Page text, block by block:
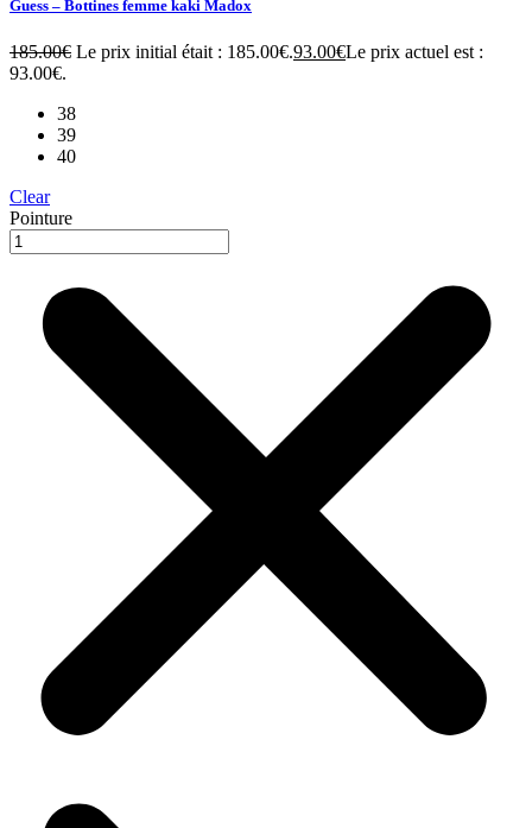
Guess – Bottines femme kaki Madox
185.00€ Le prix initial était : 185.00€.93.00€Le prix actuel est :
93.00€.
38
39
40
Clear
Pointure